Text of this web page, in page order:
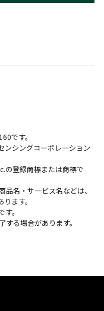
です。
シングコーポレーション
登録商標または商標で
名・サービス名などは、
ます。
。
る場合があります。